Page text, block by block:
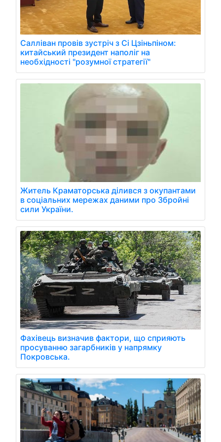
Салліван провів зустріч з Сі Цзіньпіном:
китайський президент наполіг на
необхідності "розумної стратегії"
Житель Краматорська ділився з окупантами
в соціальних мережах даними про Збройні
сили України.
Фахівець визначив фактори, що сприяють
просуванню загарбників у напрямку
Покровська.